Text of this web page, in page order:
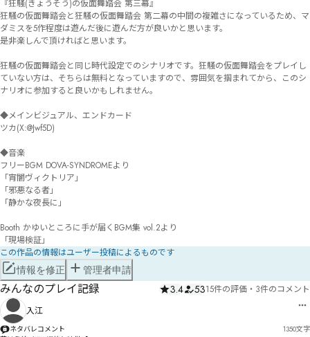
『狂騒(きょうそう)の仮面舞踏会 第三幕』
狂騒の仮面舞踏会と狂騒の仮面舞踏会 第二幕の中間の複雑さになっているため、マ
ダミスを5作程度は遊んだ後に遊んだ方が良いかと思います。
是非楽しんで頂ければと思います。
狂騒の仮面舞踏会と同じ時代設定でのシナリオです。狂騒の仮面舞踏会をプレイし
ていない方は、そちらは無料となっていますので、雰囲気を掴まれてから、このシ
ナリオに参加すると良いかもしれません。
◆メインビジュアル、エンドカード
ツカ(X:@Jwf5D)
◆音楽
フリーBGM DOVA-SYNDROMEより
「宵闇ヴィクトリア」
「邪悪なる者」
「静かな夜長に」
Booth かゆいところに手が届くBGM集 vol.2より
「現場検証」
この作品の情報はユーザー投稿によるものです
情報を修正 管理者申請
みんなのプレイ記録 3.4 5315件の評価 ・ 3件のコメント
入江
ネタバレコメント 1350文字